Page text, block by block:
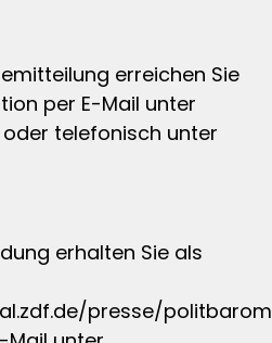
erreichen Sie
per E-Mail unter
oder telefonisch unter
erhalten Sie als
presse/